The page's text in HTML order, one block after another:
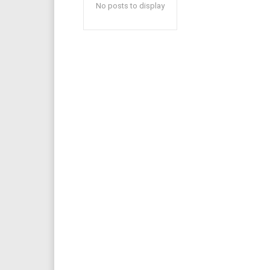
No posts to display